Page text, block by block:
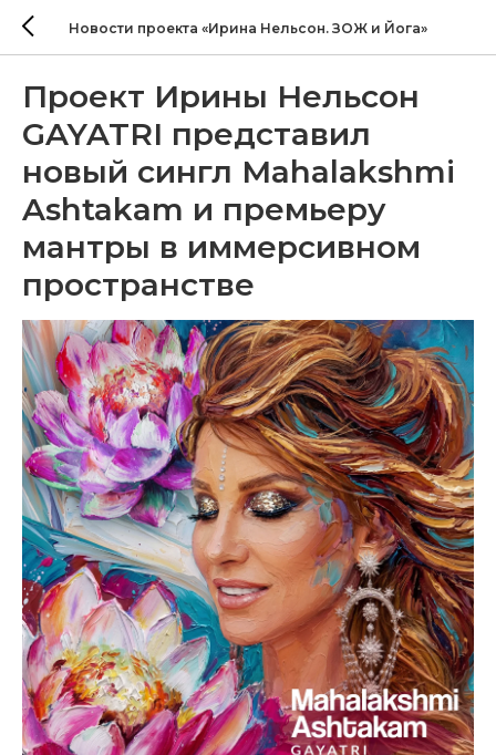
Новости проекта «Ирина Нельсон. ЗОЖ и Йога»
Проект Ирины Нельсон
GAYATRI представил
новый сингл Mahalakshmi
Ashtakam и премьеру
мантры в иммерсивном
пространстве